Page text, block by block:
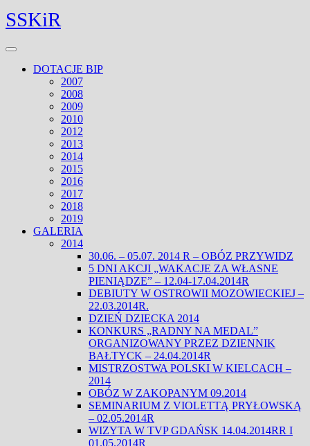
Skip
to
Facebook
Twitter
SSKiR
Open
DOTACJE BIP
2007
2008
2009
2010
2012
2013
2014
2015
2016
2017
2018
2019
GALERIA
2014
30.06. – 05.07. 2014 R – OBÓZ PRZYWIDZ
5 DNI AKCJI „WAKACJE ZA WŁASNE
PIENIĄDZE” – 12.04-17.04.2014R
DEBIUTY W OSTROWII MOZOWIECKIEJ –
22.03.2014R.
DZIEŃ DZIECKA 2014
KONKURS „RADNY NA MEDAL”
ORGANIZOWANY PRZEZ DZIENNIK
BAŁTYCK – 24.04.2014R
MISTRZOSTWA POLSKI W KIELCACH –
2014
OBÓZ W ZAKOPANYM 09.2014
SEMINARIUM Z VIOLETTĄ PRYŁOWSKĄ
– 02.05.2014R
WIZYTA W TVP GDAŃSK 14.04.2014RR I
01.05.2014R